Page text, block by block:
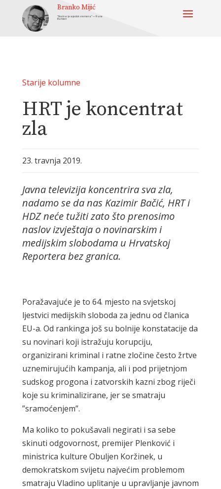
Branko Mijić
“Novinar je svjedok vremena” — Frane
Barbieri
Starije kolumne
HRT je koncentrat
zla
23. travnja 2019.
Javna televizija koncentrira sva zla,
nadamo se da nas Kazimir Bačić, HRT i
HDZ neće tužiti zato što prenosimo
naslov izvještaja o novinarskim i
medijskim slobodama u Hrvatskoj
Reportera bez granica.
Poražavajuće je to 64. mjesto na svjetskoj
ljestvici medijskih sloboda za jednu od članica
EU-a. Od rankinga još su bolnije konstatacije da
su novinari koji istražuju korupciju,
organizirani kriminal i ratne zločine često žrtve
uznemirujućih kampanja, ali i pod prijetnjom
sudskog progona i zatvorskih kazni zbog riječi
koje su kriminalizirane, jer se smatraju
”sramoćenjem”.
Ma koliko to pokušavali negirati i sa sebe
skinuti odgovornost, premijer Plenković i
ministrica kulture Obuljen Koržinek, u
demokratskom svijetu najvećim problemom
smatraju Vladino uplitanje u upravljanje javnom